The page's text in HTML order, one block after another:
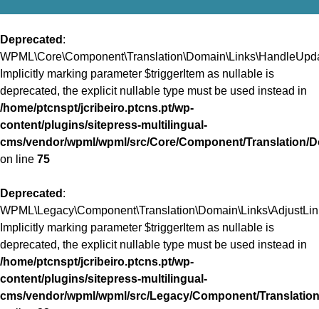
Deprecated :
Implicitly marking parameter $triggerItem as nullable is
deprecated, the explicit nullable type must be used instead in
/home/ptcnspt/jcribeiro.ptcns.pt/wp-
content/plugins/sitepress-multilingual-
cms/vendor/wpml/wpml/src/Core/Component/Translation/
on line 75
Deprecated :
Implicitly marking parameter $triggerItem as nullable is
deprecated, the explicit nullable type must be used instead in
/home/ptcnspt/jcribeiro.ptcns.pt/wp-
content/plugins/sitepress-multilingual-
cms/vendor/wpml/wpml/src/Legacy/Component/